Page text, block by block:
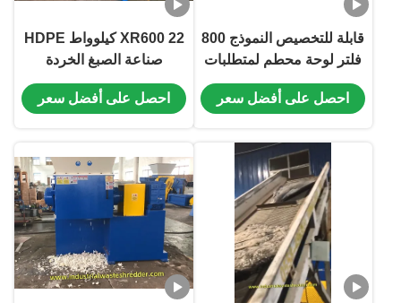
قابلة للتخصيص النموذج 800
فلتر لوحة محطم لمتطلبات
محددة
احصل على أفضل سعر
XR600 22 كيلوواط HDPE
صناعة الصبغ الخردة
Shredder
احصل على أفضل سعر